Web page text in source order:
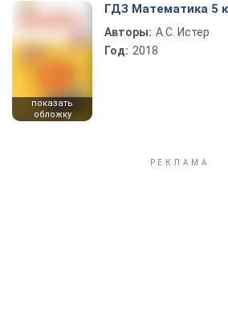
показать
обложку
ГДЗ Математика 5
Авторы: А.С. Истер
Год: 2018